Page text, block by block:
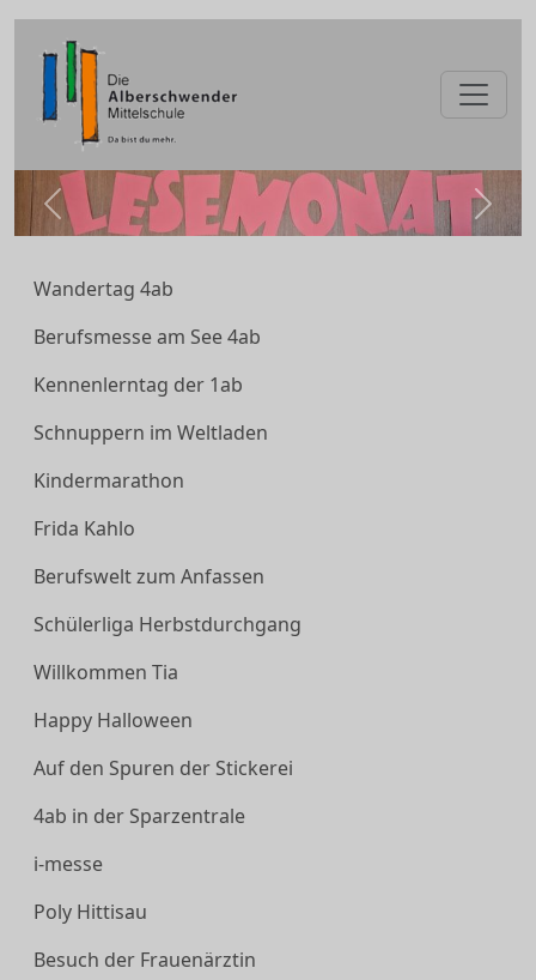
zurück
Wandertag 4ab
Berufsmesse am See 4ab
Kennenlerntag der 1ab
Schnuppern im Weltladen
Kindermarathon
Frida Kahlo
Berufswelt zum Anfassen
Schülerliga Herbstdurchgang
Willkommen Tia
Happy Halloween
Auf den Spuren der Stickerei
4ab in der Sparzentrale
i-messe
Poly Hittisau
Besuch der Frauenärztin